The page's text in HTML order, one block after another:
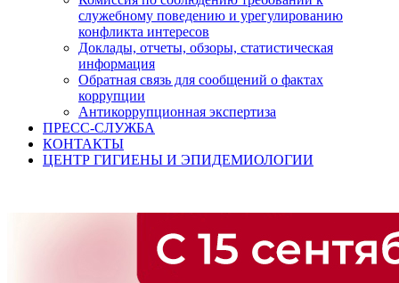
служебному поведению и урегулированию
конфликта интересов
Доклады, отчеты, обзоры, статистическая
информация
Обратная связь для сообщений о фактах
коррупции
Антикоррупционная экспертиза
ПРЕСС-СЛУЖБА
КОНТАКТЫ
ЦЕНТР ГИГИЕНЫ И ЭПИДЕМИОЛОГИИ